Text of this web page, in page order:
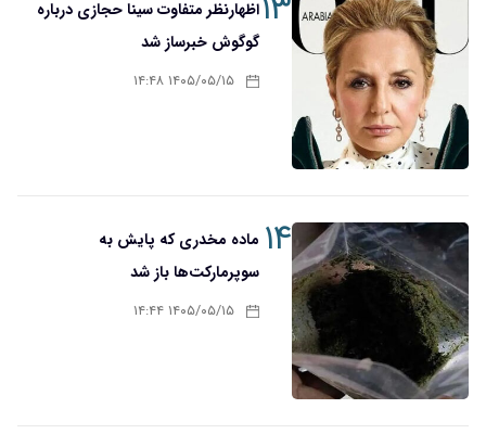
اظهارنظر متفاوت سینا حجازی درباره
گوگوش خبرساز شد
۱۴۰۵/۰۵/۱۵ ۱۴:۴۸
۱۴ ماده مخدری که پایش به
سوپرمارکت‌ها باز شد
۱۴۰۵/۰۵/۱۵ ۱۴:۴۴